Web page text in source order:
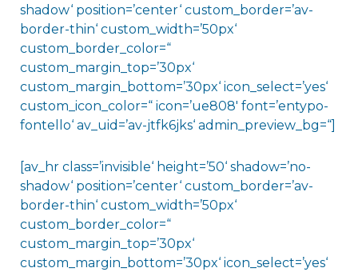
shadow‘ position=’center‘ custom_border=’av-
border-thin‘ custom_width=’50px‘
custom_border_color=“
custom_margin_top=’30px‘
custom_margin_bottom=’30px‘ icon_select=’yes‘
custom_icon_color=“ icon=’ue808′ font=’entypo-
fontello‘ av_uid=’av-jtfk6jks‘ admin_preview_bg=“]
[av_hr class=’invisible‘ height=’50‘ shadow=’no-
shadow‘ position=’center‘ custom_border=’av-
border-thin‘ custom_width=’50px‘
custom_border_color=“
custom_margin_top=’30px‘
custom_margin_bottom=’30px‘ icon_select=’yes‘